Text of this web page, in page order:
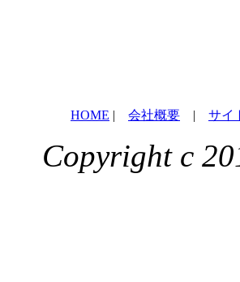
HOME | 会社概要 | サイ
Copyright c